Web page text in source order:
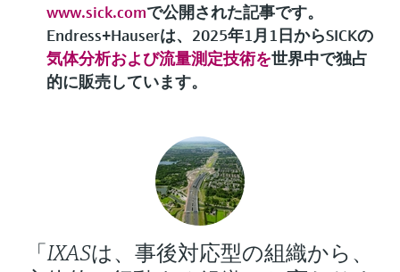
www.sick.comで公開された記事です。
Endress+Hauserは、2025年1月1日からSICKの
気体分析および流量測定技術を世界中で独占
的に販売しています。
「IXASは、事後対応型の組織から、